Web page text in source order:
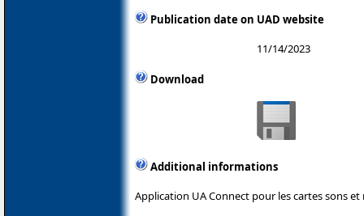
Publication date on UAD website
11/14/2023
Download
Additional informations
Application UA Connect pour les cartes sons et